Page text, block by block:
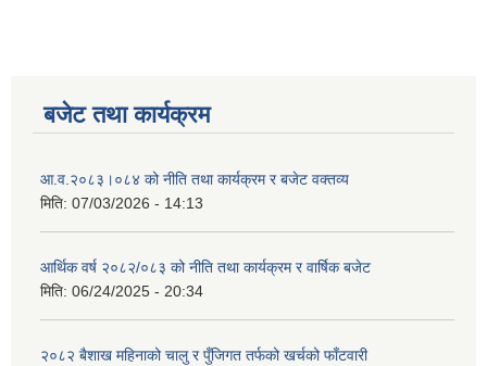
बजेट तथा कार्यक्रम
आ.व.२०८३।०८४ को नीति तथा कार्यक्रम र बजेट वक्तव्य
मिति: 07/03/2026 - 14:13
आर्थिक वर्ष २०८२/०८३ को नीति तथा कार्यक्रम र वार्षिक बजेट
मिति: 06/24/2025 - 20:34
२०८२ बैशाख महिनाको चालु र पुँजिगत तर्फको खर्चको फाँटवारी